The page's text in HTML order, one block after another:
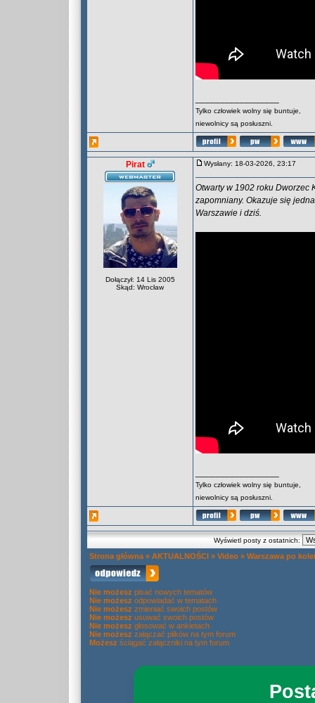
Tylko człowiek wolny się buntuje,
niewolnicy są posłuszni.
Pirat
Dołączył: 14 Lis 2005
Skąd: Wrocław
Wysłany: 18-03-2026, 23:17
Otwarty w 1902 roku Dworzec
zapomniany. Okazuje się
Warszawie i dziś.
Tylko człowiek wolny się buntuje,
niewolnicy są posłuszni.
Wyświetl posty z ostatnich:
Strona główna » AKTUALNOŚCI » Video » Warszawa po kolei
Nie możesz pisać nowych tematów
Nie możesz odpowiadać w tematach
Nie możesz zmieniać swoich postów
Nie możesz usuwać swoich postów
Nie możesz głosować w ankietach
Nie możesz załączać plików na tym forum
Możesz ściągać załączniki na tym forum